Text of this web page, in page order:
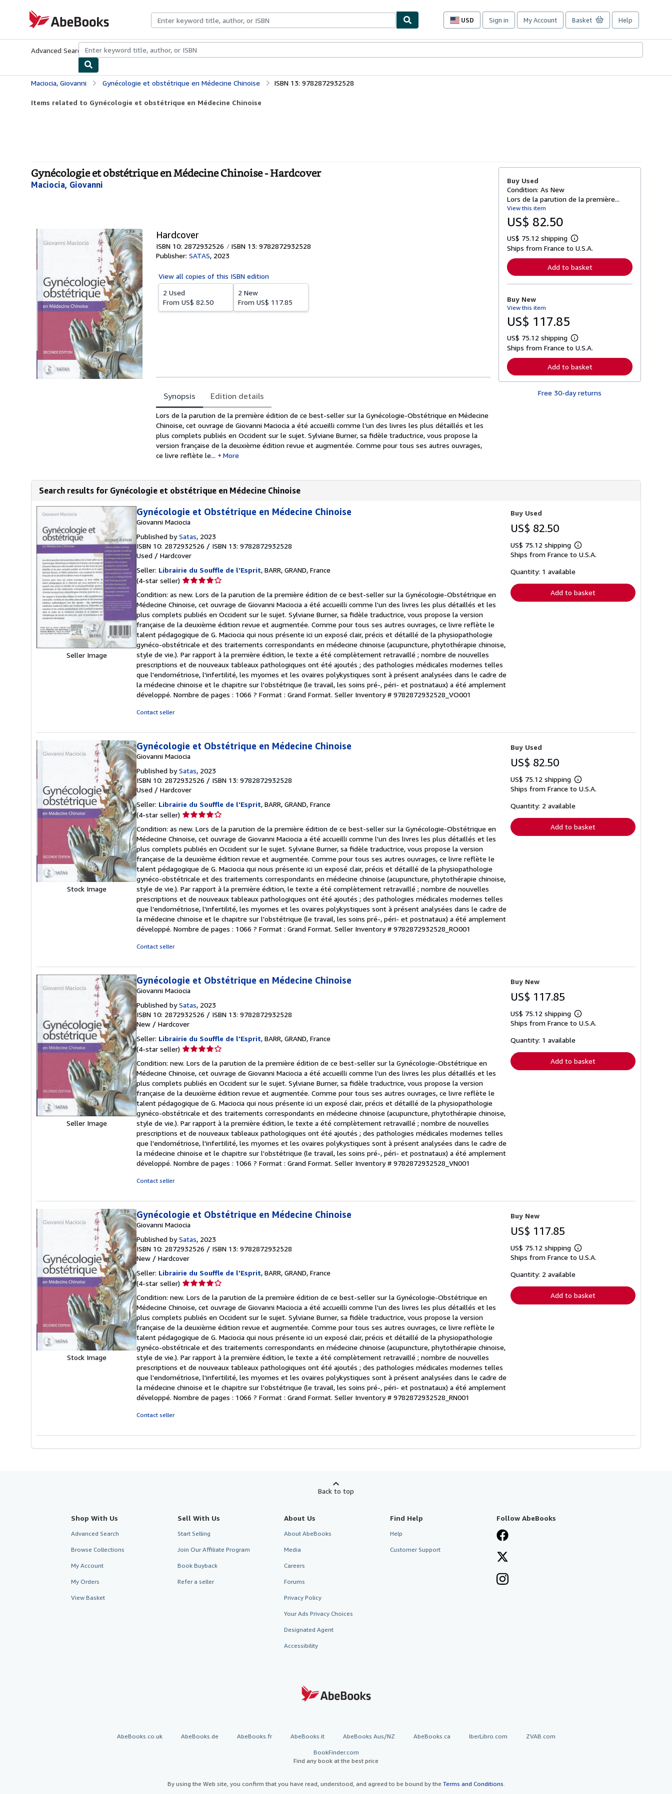
AbeBooks.com
USD
Site
preferences
Sign in My Account Basket Help
Advanced Search Browse CollectionsRare BooksArt & Collectibles
Maciocia, Giovanni Gynécologie et obstétrique en Médecine Chinoise ISBN 13: 9782872932528
Items related to Gynécologie et obstétrique en Médecine Chinoise
Gynécologie et obstétrique en Médecine Chinoise - Hardcover
Maciocia, Giovanni
Hardcover
ISBN 10: 2872932526
ISBN 13: 9782872932528
Publisher: SATAS, 2023
View all copies of this ISBN edition
2 Used
From US$ 82.50
2 New
From US$ 117.85
Synopsis Edition details
Synopsis
Lors de la parution de la première édition de ce best-seller sur la Gynécologie-Obstétrique en Médecine
Chinoise, cet ouvrage de Giovanni Maciocia a été accueilli comme l’un des livres les plus détaillés et les
plus complets publiés en Occident sur le sujet. Sylviane Burner, sa fidèle traductrice, vous propose la
version française de la deuxième édition revue et augmentée. Comme pour tous ses autres ouvrages,
ce livre reflète le...
More
Buy Used
Condition: As New
Lors de la parution de la première...
View this item
US$ 82.50
US$ 75.12 shipping
L
e
n
o
t
s
p
p
i
n
g
Ships from France to U.S.A.
Add to basket
Buy New
View this item
US$ 117.85
US$ 75.12 shipping
L
e
n
r
Ships from France to U.S.A.
Add to basket
Free 30-day returns
Search results for Gynécologie et obstétrique en Médecine Chinoise
Seller Image
Gynécologie et Obstétrique en Médecine Chinoise
Giovanni Maciocia
Published bySatas, 2023
ISBN 10: 2872932526 / ISBN 13: 9782872932528
Used / Hardcover
Seller: Librairie du Souffle de l'Esprit, BARR, GRAND, France
(4-star seller) Seller
4
out
of
5
stars
Condition: as new. Lors de la parution de la première édition de ce best-seller sur la Gynécologie-Obstétrique en
Médecine Chinoise, cet ouvrage de Giovanni Maciocia a été accueilli comme l'un des livres les plus détaillés et les
plus complets publiés en Occident sur le sujet. Sylviane Burner, sa fidèle traductrice, vous propose la version
française de la deuxième édition revue et augmentée. Comme pour tous ses autres ouvrages, ce livre reflète le
talent pédagogique de G. Maciocia qui nous présente ici un exposé clair, précis et détaillé de la physiopathologie
gynéco-obstétricale et des traitements correspondants en médecine chinoise (acupuncture, phytothérapie chinoise,
style de vie.). Par rapport à la première édition, le texte a été complètement retravaillé ; nombre de nouvelles
prescriptions et de nouveaux tableaux pathologiques ont été ajoutés ; des pathologies médicales modernes telles
que l'endométriose, l'infertilité, les myomes et les ovaires polykystiques sont à présent analysées dans le cadre de
la médecine chinoise et le chapitre sur l'obstétrique (le travail, les soins pré-, péri- et postnataux) a été amplement
développé. Nombre de pages : 1066 ? Format : Grand Format. Seller Inventory # 9782872932528_VO001
Contact seller
Buy Used
US$ 82.50
US$ 75.12 shipping
Learn
more
Ships from France to U.S.A.
Quantity: 1 available
Add to basket
Stock Image
Gynécologie et Obstétrique en Médecine Chinoise
Giovanni Maciocia
Published bySatas, 2023
ISBN 10: 2872932526 / ISBN 13: 9782872932528
Used / Hardcover
Seller: Librairie du Souffle de l'Esprit, BARR, GRAND, France
(4-star seller) Seller
4
out
of
5
stars
Condition: as new. Lors de la parution de la première édition de ce best-seller sur la Gynécologie-Obstétrique en
Médecine Chinoise, cet ouvrage de Giovanni Maciocia a été accueilli comme l'un des livres les plus détaillés et les
plus complets publiés en Occident sur le sujet. Sylviane Burner, sa fidèle traductrice, vous propose la version
française de la deuxième édition revue et augmentée. Comme pour tous ses autres ouvrages, ce livre reflète le
talent pédagogique de G. Maciocia qui nous présente ici un exposé clair, précis et détaillé de la physiopathologie
gynéco-obstétricale et des traitements correspondants en médecine chinoise (acupuncture, phytothérapie chinoise,
style de vie.). Par rapport à la première édition, le texte a été complètement retravaillé ; nombre de nouvelles
prescriptions et de nouveaux tableaux pathologiques ont été ajoutés ; des pathologies médicales modernes telles
que l'endométriose, l'infertilité, les myomes et les ovaires polykystiques sont à présent analysées dans le cadre de
la médecine chinoise et le chapitre sur l'obstétrique (le travail, les soins pré-, péri- et postnataux) a été amplement
développé. Nombre de pages : 1066 ? Format : Grand Format. Seller Inventory # 9782872932528_RO001
Contact seller
Buy Used
US$ 82.50
US$ 75.12 shipping
Learn
more
Ships from France to U.S.A.
Quantity: 2 available
Add to basket
Seller Image
Gynécologie et Obstétrique en Médecine Chinoise
Giovanni Maciocia
Published bySatas, 2023
ISBN 10: 2872932526 / ISBN 13: 9782872932528
New / Hardcover
Seller: Librairie du Souffle de l'Esprit, BARR, GRAND, France
(4-star seller) Seller
4
out
of
5
stars
Condition: new. Lors de la parution de la première édition de ce best-seller sur la Gynécologie-Obstétrique en
Médecine Chinoise, cet ouvrage de Giovanni Maciocia a été accueilli comme l'un des livres les plus détaillés et les
plus complets publiés en Occident sur le sujet. Sylviane Burner, sa fidèle traductrice, vous propose la version
française de la deuxième édition revue et augmentée. Comme pour tous ses autres ouvrages, ce livre reflète le
talent pédagogique de G. Maciocia qui nous présente ici un exposé clair, précis et détaillé de la physiopathologie
gynéco-obstétricale et des traitements correspondants en médecine chinoise (acupuncture, phytothérapie chinoise,
style de vie.). Par rapport à la première édition, le texte a été complètement retravaillé ; nombre de nouvelles
prescriptions et de nouveaux tableaux pathologiques ont été ajoutés ; des pathologies médicales modernes telles
que l'endométriose, l'infertilité, les myomes et les ovaires polykystiques sont à présent analysées dans le cadre de
la médecine chinoise et le chapitre sur l'obstétrique (le travail, les soins pré-, péri- et postnataux) a été amplement
développé. Nombre de pages : 1066 ? Format : Grand Format. Seller Inventory # 9782872932528_VN001
Contact seller
Buy New
US$ 117.85
US$ 75.12 shipping
Learn
more
Ships from France to U.S.A.
Quantity: 1 available
Add to basket
Stock Image
Gynécologie et Obstétrique en Médecine Chinoise
Giovanni Maciocia
Published bySatas, 2023
ISBN 10: 2872932526 / ISBN 13: 9782872932528
New / Hardcover
Seller: Librairie du Souffle de l'Esprit, BARR, GRAND, France
(4-star seller) Seller
4
out
of
5
stars
Condition: new. Lors de la parution de la première édition de ce best-seller sur la Gynécologie-Obstétrique en
Médecine Chinoise, cet ouvrage de Giovanni Maciocia a été accueilli comme l'un des livres les plus détaillés et les
plus complets publiés en Occident sur le sujet. Sylviane Burner, sa fidèle traductrice, vous propose la version
française de la deuxième édition revue et augmentée. Comme pour tous ses autres ouvrages, ce livre reflète le
talent pédagogique de G. Maciocia qui nous présente ici un exposé clair, précis et détaillé de la physiopathologie
gynéco-obstétricale et des traitements correspondants en médecine chinoise (acupuncture, phytothérapie chinoise,
style de vie.). Par rapport à la première édition, le texte a été complètement retravaillé ; nombre de nouvelles
prescriptions et de nouveaux tableaux pathologiques ont été ajoutés ; des pathologies médicales modernes telles
que l'endométriose, l'infertilité, les myomes et les ovaires polykystiques sont à présent analysées dans le cadre de
la médecine chinoise et le chapitre sur l'obstétrique (le travail, les soins pré-, péri- et postnataux) a été amplement
développé. Nombre de pages : 1066 ? Format : Grand Format. Seller Inventory # 9782872932528_RN001
Contact seller
Buy New
US$ 117.85
US$ 75.12 shipping
Learn
more
Ships from France to U.S.A.
Quantity: 2 available
Add to basket
Back to top
Shop With Us
Advanced Search
Browse Collections
My Account
My Orders
View Basket
Sell With Us
Start Selling
Join Our Affiliate Program
Book Buyback
Refer a seller
About Us
About AbeBooks
Media
Careers
Forums
Privacy Policy
Your Ads Privacy Choices
Designated Agent
Accessibility
Find Help
Help
Customer Support
Follow AbeBooks
AbeBooks.co.uk AbeBooks.de AbeBooks.fr AbeBooks.it AbeBooks Aus/NZ AbeBooks.ca IberLibro.com ZVAB.com
BookFinder.com
Find any book at the best price
By using the Web site, you confirm that you have read, understood, and agreed to be bound by the Terms and Conditions.